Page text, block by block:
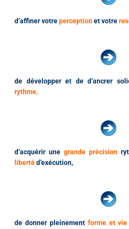
d’affiner votreperceptionet votre
de développer et de d’ancrer
rythme,
d’acquérir une grande précision
libertéd’exécution,
de donner pleinement forme et vie